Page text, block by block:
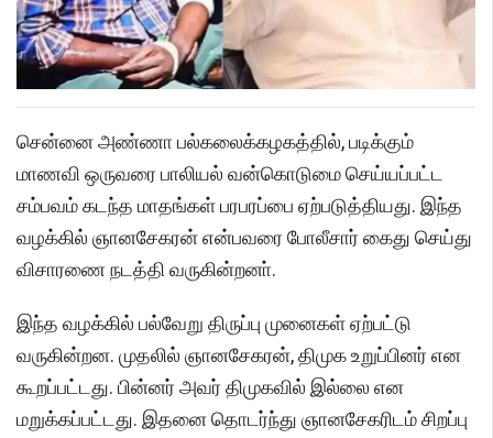
சென்னை அண்ணா பல்கலைக்கழகத்தில், படிக்கும்
மாணவி ஒருவரை பாலியல் வன்கொடுமை செய்யப்பட்ட
சம்பவம் கடந்த மாதங்கள் பரபரப்பை ஏற்படுத்தியது. இந்த
வழக்கில் ஞானசேகரன் என்பவரை போலீசார் கைது செய்து
விசாரணை நடத்தி வருகின்றனா்.
இந்த வழக்கில் பல்வேறு திருப்பு முனைகள் ஏற்பட்டு
வருகின்றன. முதலில் ஞானசேகரன், திமுக உறுப்பினர் என
கூறப்பட்டது. பின்னர் அவர் திமுகவில் இல்லை என
மறுக்கப்பட்டது. இதனை தொடர்ந்து ஞானசேகரிடம் சிறப்பு